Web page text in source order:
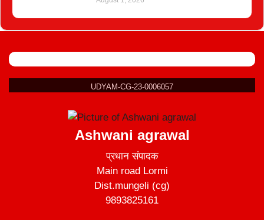
UDYAM-CG-23-0006057
Ashwani agrawal
प्रधान संपादक
Main road Lormi
Dist.mungeli (cg)
9893825161